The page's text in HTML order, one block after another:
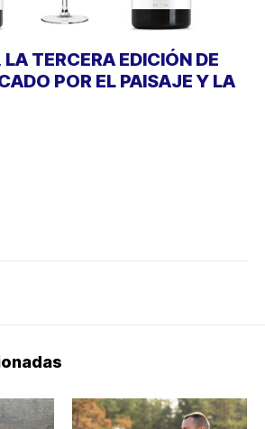
TERCERA EDICIÓN DE
POR EL PAISAJE Y LA